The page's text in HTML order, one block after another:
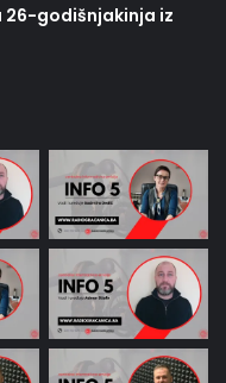
26-godišnjakinja iz